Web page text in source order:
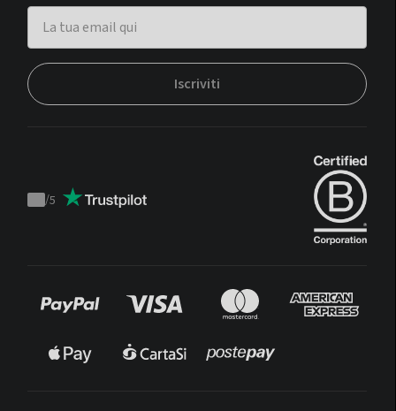
Continua con Google
Iscriviti
Trustpilot
/5